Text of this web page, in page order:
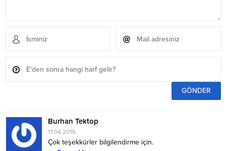
Burhan Tektop
17.04.2019,
Çok teşekkürler bilgilendirme için.